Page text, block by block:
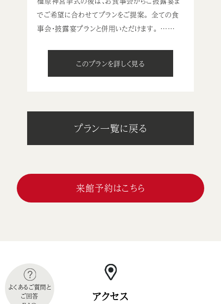
でご希望に合わせてプランをご提案。 全ての食
事会・披露宴プランと併用いただけます。 ……
このプランを詳しく見る
プラン一覧に戻る
来館予約はこちら
アクセス
よくあるご質問と
ご回答